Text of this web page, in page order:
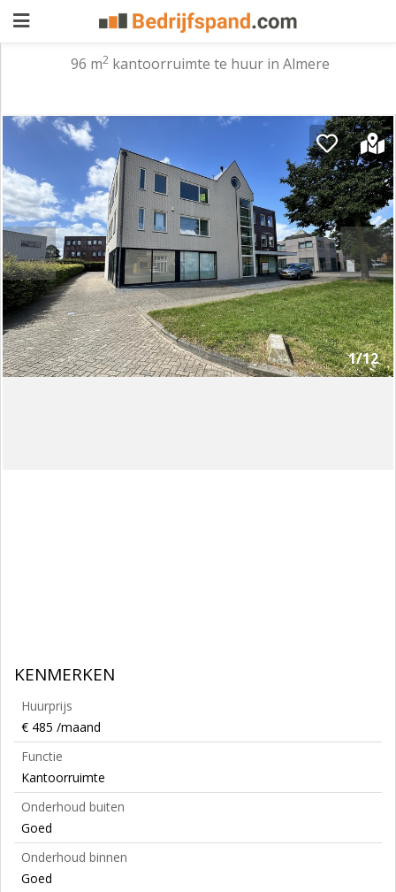
aanbieden
Pand
zoeken
Waarom
adverteren
Premium
adverteren
Blog
Registreren
Login
96 m2kantoorruimte te huur in Almere
1/12
KENMERKEN
Huurprijs
€ 485 /maand
Functie
Kantoorruimte
Onderhoud buiten
Goed
Onderhoud binnen
Goed